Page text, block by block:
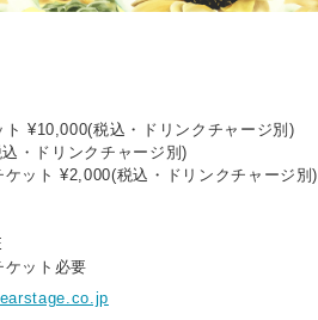
ト ¥10,000(税込・ドリンクチャージ別)
・ドリンクチャージ別)
ケット ¥2,000(税込・ドリンクチャージ別)
ット必要